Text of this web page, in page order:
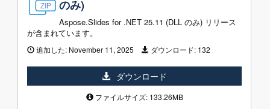
のみ)
Aspose.Slides for .NET 25.11 (DLL のみ) リリース
が含まれています。
追加した: November 11, 2025 ダウンロード: 132
ダウンロード
ファイルサイズ: 133.26MB